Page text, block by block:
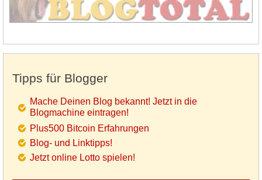
Tipps für Blogger
Mache Deinen Blog bekannt! Jetzt in die
Blogmachine eintragen!
Plus500 Bitcoin Erfahrungen
Blog- und Linktipps!
Jetzt online Lotto spielen!